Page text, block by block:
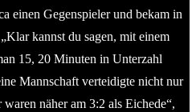
einen Gegenspieler und bekam in
kannst du sagen, mit einem
15, 20 Minuten in Unterzahl
Mannschaft verteidigte nicht nur
näher am 3:2 als Eichede“,